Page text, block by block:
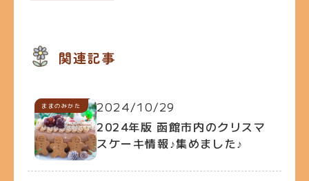
関連記事
ままのみかた
2024/10/29
2024年版 函館市内のクリスマ
スケーキ情報♪集めました♪